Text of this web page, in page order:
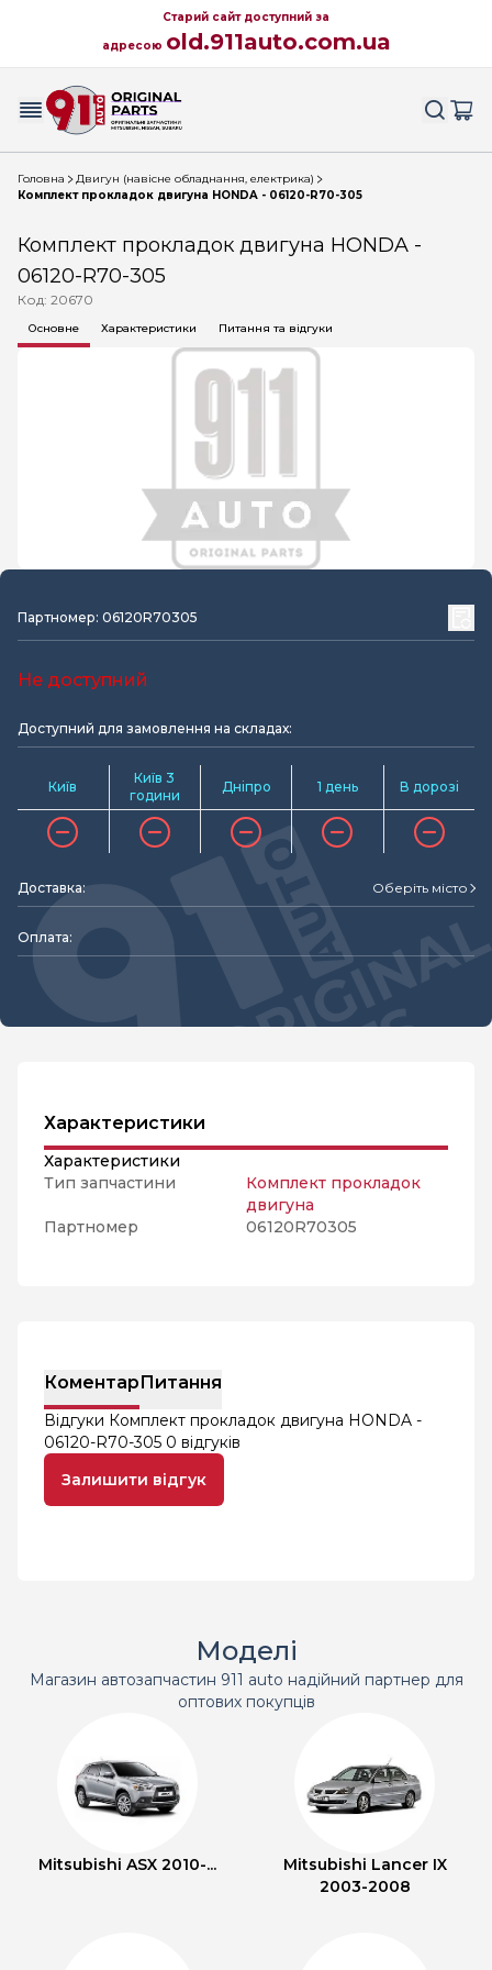
Старий сайт доступний за
адресою old.911auto.com.ua
Головна
Двигун (навісне обладнання, електрика)
Комплект прокладок двигуна HONDA - 06120-R70-305
Комплект прокладок двигуна HONDA -
06120-R70-305
Код: 20670
Основне Характеристики Питання та відгуки
Партномер: 06120R70305
Не доступний
Доступний для замовлення на складах:
Київ
Київ 3
години
Дніпро 1 день В дорозі
Доставка: Оберіть місто
Оплата:
Характеристики
Характеристики
Тип запчастини
Комплект прокладок
двигуна
Партномер
06120R70305
КоментарПитання
Відгуки Комплект прокладок двигуна HONDA -
06120-R70-305 0 відгуків
Залишити відгук
Моделі
Магазин автозапчастин 911 auto надійний партнер для
оптових покупців
Mitsubishi ASX 2010-...
Mitsubishi Lancer IX
2003-2008